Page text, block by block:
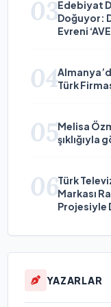
03Edebiyat
Doğuyor:
Evreni
04Türk
05Melisa
şıklığıyla
06Türk
Markası
Projesiyle
YAZARLAR